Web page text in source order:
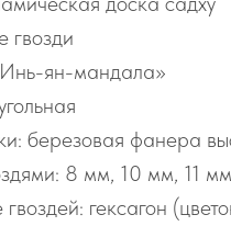
гвозди
ян-мандала»
березовая фанера
8 мм, 10 мм, 11
гексагон